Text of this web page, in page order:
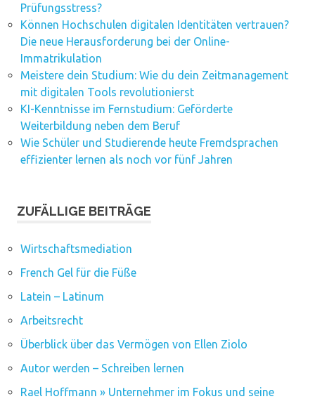
Prüfungsstress?
Können Hochschulen digitalen Identitäten vertrauen?
Die neue Herausforderung bei der Online-
Immatrikulation
Meistere dein Studium: Wie du dein Zeitmanagement
mit digitalen Tools revolutionierst
KI-Kenntnisse im Fernstudium: Geförderte
Weiterbildung neben dem Beruf
Wie Schüler und Studierende heute Fremdsprachen
effizienter lernen als noch vor fünf Jahren
ZUFÄLLIGE BEITRÄGE
Wirtschaftsmediation
French Gel für die Füße
Latein – Latinum
Arbeitsrecht
Überblick über das Vermögen von Ellen Ziolo
Autor werden – Schreiben lernen
Rael Hoffmann » Unternehmer im Fokus und seine